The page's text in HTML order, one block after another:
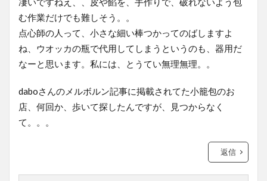
む作業だけでも難しそう。。
点心師の人って、小さな細い棒つかってのばしますよ
ね、ウオッカの瓶で代用してしまうというのも、器用だ
なーと思います。私には、とうてい無理無理。。
daboさんのメルボルン記事に掲載されてた小籠包のお
店、何回か、歩いて探したんですが、見つからなく
て。。。
返信